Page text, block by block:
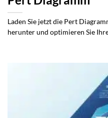
Laden Sie jetzt die Pert
herunter und optimieren Sie